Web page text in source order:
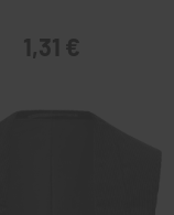
1,31 €